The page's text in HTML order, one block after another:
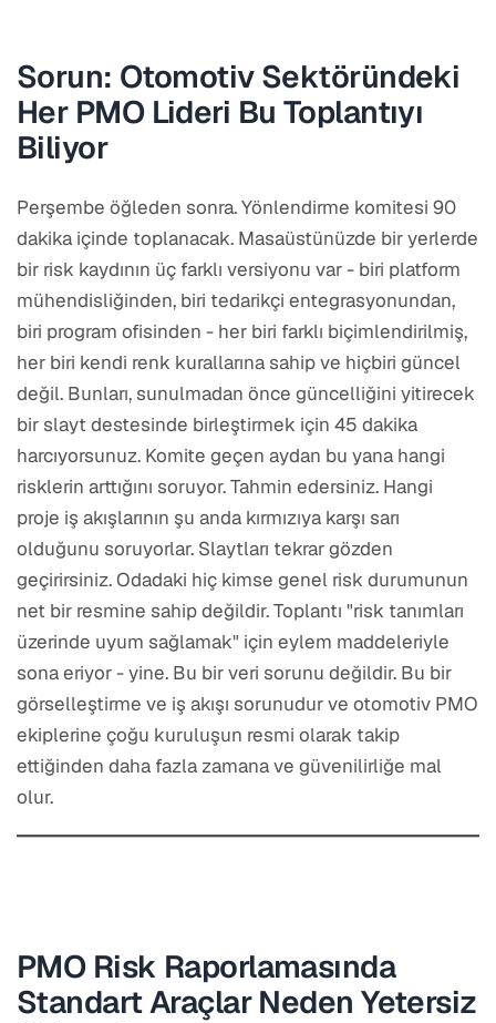
Sorun: Otomotiv Sektöründeki
Her PMO Lideri Bu Toplantıyı
Biliyor
Perşembe öğleden sonra. Yönlendirme komitesi 90
dakika içinde toplanacak. Masaüstünüzde bir yerlerde
bir risk kaydının üç farklı versiyonu var - biri platform
mühendisliğinden, biri tedarikçi entegrasyonundan,
biri program ofisinden - her biri farklı biçimlendirilmiş,
her biri kendi renk kurallarına sahip ve hiçbiri güncel
değil. Bunları, sunulmadan önce güncelliğini yitirecek
bir slayt destesinde birleştirmek için 45 dakika
harcıyorsunuz. Komite geçen aydan bu yana hangi
risklerin arttığını soruyor. Tahmin edersiniz. Hangi
proje iş akışlarının şu anda kırmızıya karşı sarı
olduğunu soruyorlar. Slaytları tekrar gözden
geçirirsiniz. Odadaki hiç kimse genel risk durumunun
net bir resmine sahip değildir. Toplantı "risk tanımları
üzerinde uyum sağlamak" için eylem maddeleriyle
sona eriyor - yine. Bu bir veri sorunu değildir. Bu bir
görselleştirme ve iş akışı sorunudur ve otomotiv PMO
ekiplerine çoğu kuruluşun resmi olarak takip
ettiğinden daha fazla zamana ve güvenilirliğe mal
olur.
PMO Risk Raporlamasında
Standart Araçlar Neden Yetersiz